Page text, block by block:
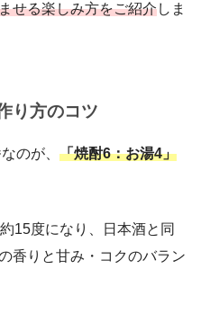
せる楽しみ方をご紹介しま
り方のコツ
のが、 「焼酎6：お湯4」
15度になり、日本酒と同
香りと甘み・コクのバラン